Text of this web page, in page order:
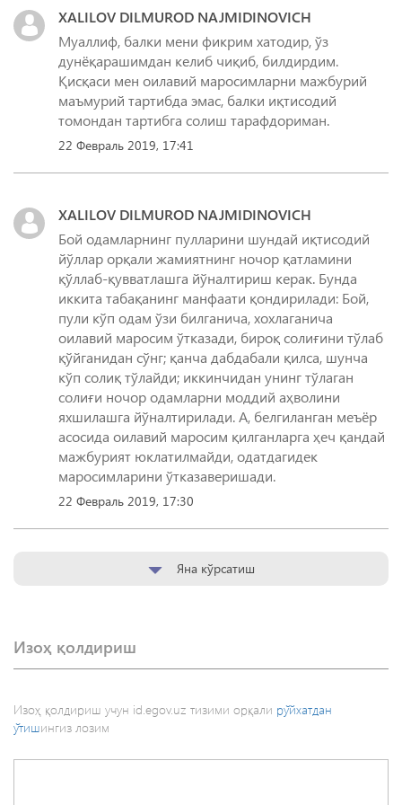
XALILOV DILMUROD NAJMIDINOVICH
Муаллиф, балки мени фикрим хатодир, ўз
дунёқарашимдан келиб чиқиб, билдирдим.
Қисқаси мен оилавий маросимларни мажбурий
маъмурий тартибда эмас, балки иқтисодий
томондан тартибга солиш тарафдориман.
22 Февраль 2019, 17:41
XALILOV DILMUROD NAJMIDINOVICH
Бой одамларнинг пулларини шундай иқтисодий
йўллар орқали жамиятнинг ночор қатламини
қўллаб-қувватлашга йўналтириш керак. Бунда
иккита табақанинг манфаати қондирилади: Бой,
пули кўп одам ўзи билганича, хохлаганича
оилавий маросим ўтказади, бироқ солиғини тўлаб
қўйганидан сўнг; қанча дабдабали қилса, шунча
кўп солиқ тўлайди; иккинчидан унинг тўлаган
солиғи ночор одамларни моддий аҳволини
яхшилашга йўналтирилади. А, белгиланган меъёр
асосида оилавий маросим қилганларга ҳеч қандай
мажбурият юклатилмайди, одатдагидек
маросимларини ўтказаверишади.
22 Февраль 2019, 17:30
Яна кўрсатиш
Изоҳ қолдириш
Изоҳ қолдириш учун id.egov.uz тизими орқали рўйхатдан
ўтишингиз лозим